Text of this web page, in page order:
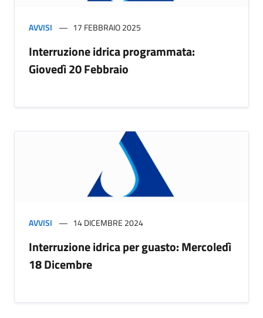
AVVISI 17 FEBBRAIO 2025
Interruzione idrica programmata:
Giovedì 20 Febbraio
AVVISI 14 DICEMBRE 2024
Interruzione idrica per guasto: Mercoledì
18 Dicembre